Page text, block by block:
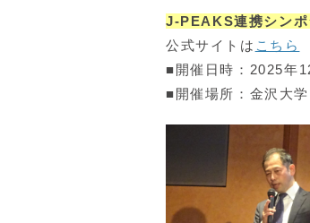
J-PEAKS連携シンポ
公式サイトは こちら
■開催日時：2025年
■開催場所：金沢大